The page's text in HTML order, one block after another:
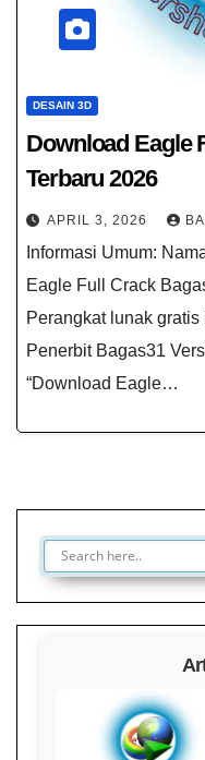
DESAIN 3D
Download Eagle
Terbaru 2026
APRIL 3, 2026
Informasi Umum:
Eagle Full Crack
Perangkat lunak
Penerbit Bagas31
“Download Eagle…